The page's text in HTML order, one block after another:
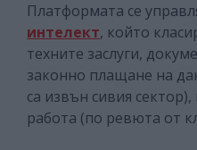
Платформата се
интелект, който
техните заслуги,
законно плащане на
са извън сивия
работа (по ревюта от